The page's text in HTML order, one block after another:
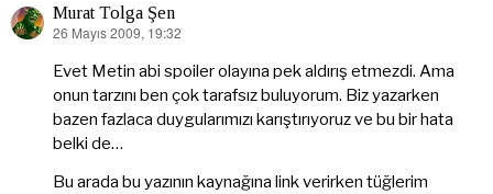
Murat Tolga Şen
dedi
26 Mayıs 2009, 19:32
Evet Metin abi spoiler olayına pek aldırış etmezdi. Ama
onun tarzını ben çok tarafsız buluyorum. Biz yazarken
bazen fazlaca duygularımızı karıştırıyoruz ve bu bir hata
belki de…
Bu arada bu yazının kaynağına link verirken tüğlerim